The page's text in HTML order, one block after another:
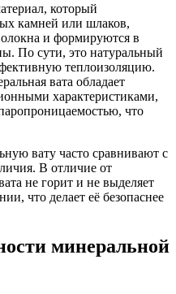
который
камней или шлаков,
и формируются в
По сути, это натуральный
теплоизоляцию.
вата обладает
характеристиками,
что
вату часто сравнивают с
В отличие от
не горит и не выделяет
что делает её безопаснее
минеральной